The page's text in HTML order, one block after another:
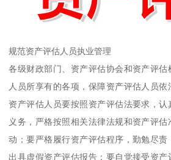
规范资产评估人员执业管理
各级财政部门、资产评估协会和资产评
人员所享有的各项，保障资产评估人员依
资产评估人员要按照资产评估法要求，
义务，严格按照相关法律法规和资产评
动；要严格履行资产评估程序，勤勉尽
出具虚假资产评估报告；要自觉接受资